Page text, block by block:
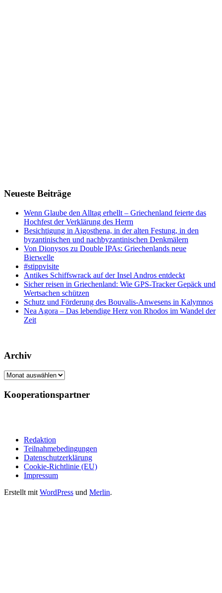
Neueste Beiträge
Wenn Glaube den Alltag erhellt – Griechenland feierte das
Hochfest der Verklärung des Herrn
Besichtigung in Aigosthena, in der alten Festung, in den
byzantinischen und nachbyzantinischen Denkmälern
Von Dionysos zu Double IPAs: Griechenlands neue
Bierwelle
#stippvisite
Antikes Schiffswrack auf der Insel Andros entdeckt
Sicher reisen in Griechenland: Wie GPS-Tracker Gepäck und
Wertsachen schützen
Schutz und Förderung des Bouvalis-Anwesens in Kalymnos
Nea Agora – Das lebendige Herz von Rhodos im Wandel der
Zeit
Archiv
Archiv
Kooperationspartner
Redaktion
Teilnahmebedingungen
Datenschutzerklärung
Cookie-Richtlinie (EU)
Impressum
Erstellt mit WordPress und Merlin.